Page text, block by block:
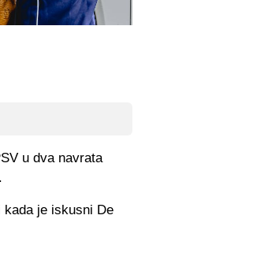
u dva navrata
je iskusni De